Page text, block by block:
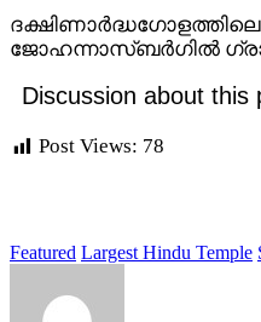
ദക്ഷിണാർദ്ധഗോളത്തിലെ
ജോഹന്നാസ്ബർഗിൽ
Discussion about this
Post Views: 78
Featured Largest Hindu Temple